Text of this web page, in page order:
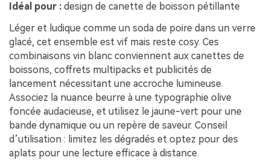
Idéal pour : design de canette de boisson pétillante
Léger et ludique comme un soda de poire dans un verre
glacé, cet ensemble est vif mais reste cosy. Ces
combinaisons vin blanc conviennent aux canettes de
boissons, coffrets multipacks et publicités de
lancement nécessitant une accroche lumineuse.
Associez la nuance beurre à une typographie olive
foncée audacieuse, et utilisez le jaune-vert pour une
bande dynamique ou un repère de saveur. Conseil
d’utilisation : limitez les dégradés et optez pour des
aplats pour une lecture efficace à distance.